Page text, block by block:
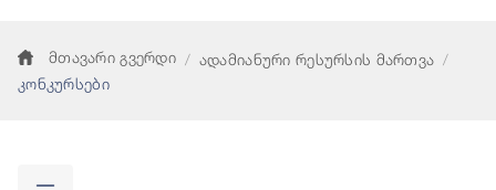
მთავარი გვერდი
ადამიანური რესურსის მართვა
კონკურსები